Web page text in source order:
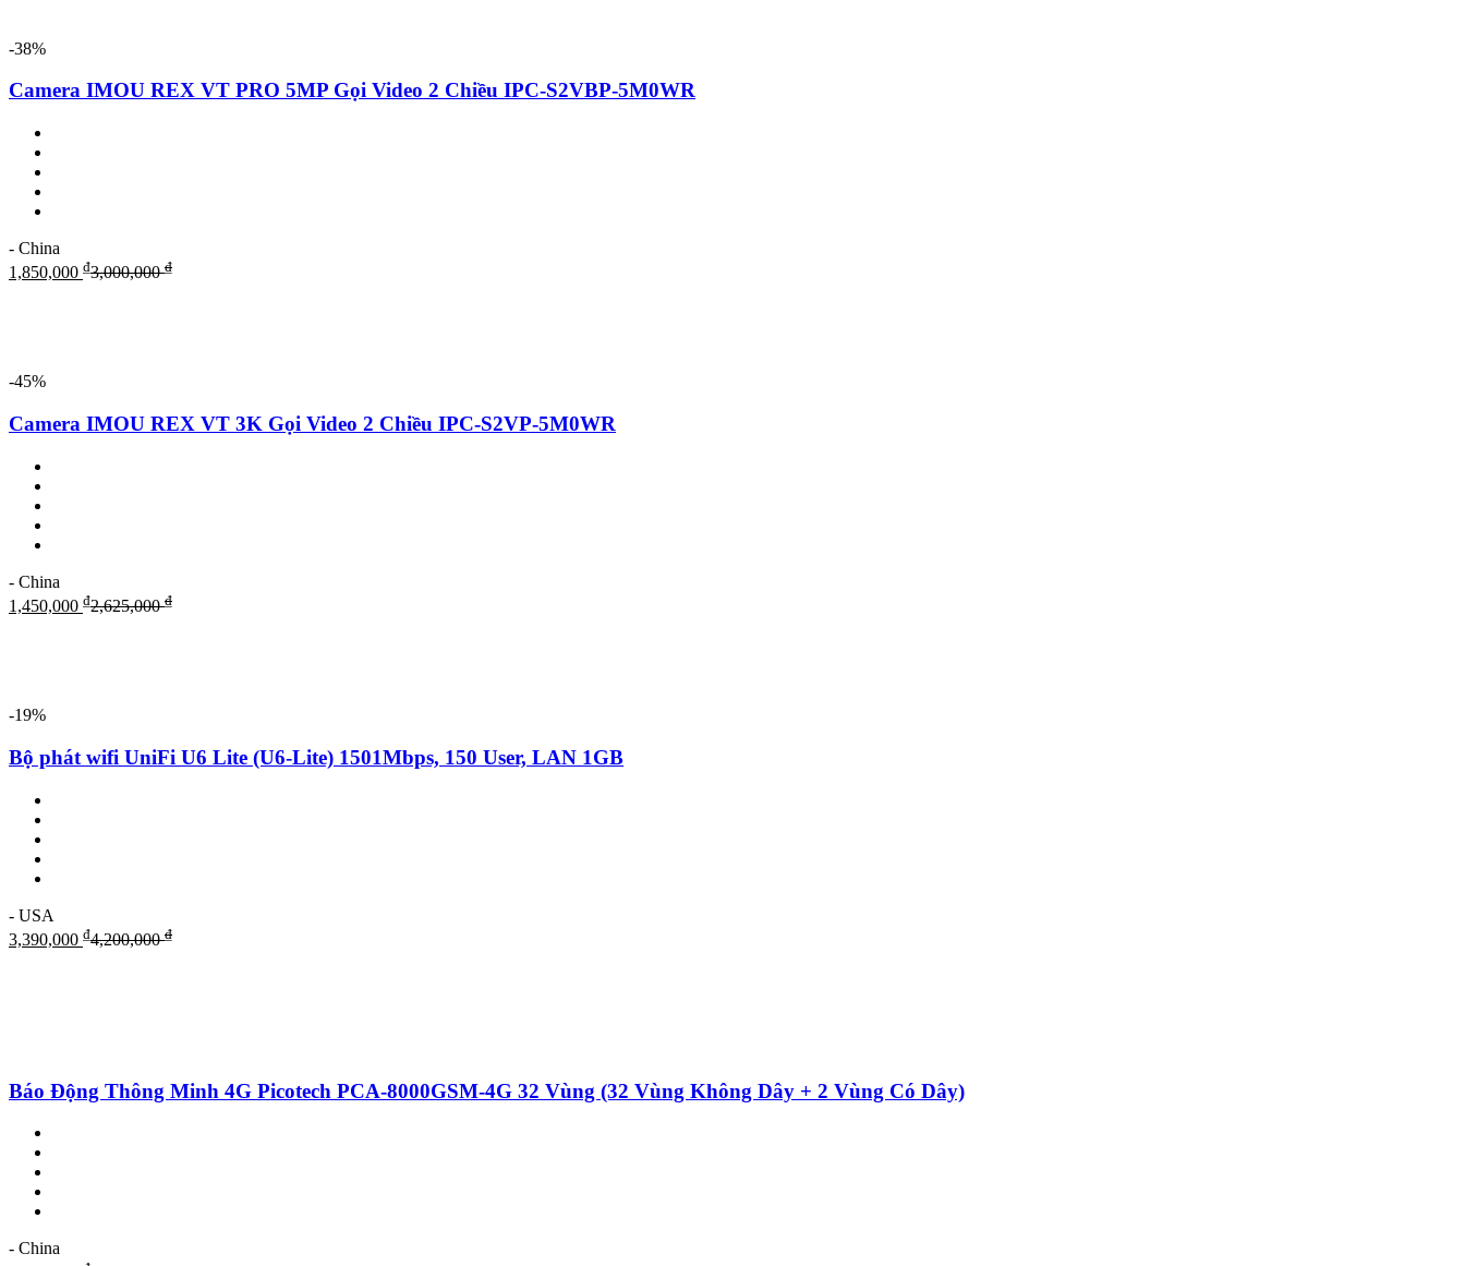
-38%
Camera IMOU REX VT PRO 5MP Gọi Video 2 Chiều IPC-S2VBP-5M0WR
- China
1,850,000 ₫3,000,000₫
-45%
Camera IMOU REX VT 3K Gọi Video 2 Chiều IPC-S2VP-5M0WR
- China
1,450,000 ₫2,625,000₫
-19%
Bộ phát wifi UniFi U6 Lite (U6-Lite) 1501Mbps, 150 User, LAN 1GB
- USA
3,390,000 ₫4,200,000₫
Báo Động Thông Minh 4G Picotech PCA-8000GSM-4G 32 Vùng (32 Vùng Không Dây + 2 Vùng Có Dây)
- China